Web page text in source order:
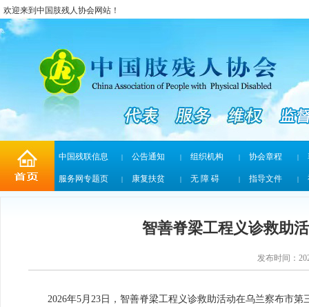
欢迎来到中国肢残人协会网站！
中国残联信息 | 公告通知 | 组织机构 | 协会章程 |
服务网专题页 | 康复扶贫 | 无 障 碍 | 指导文件 |
智善脊梁工程义诊救助
发布时间：
2026年5月23日，智善脊梁工程义诊救助活动在乌兰察布市